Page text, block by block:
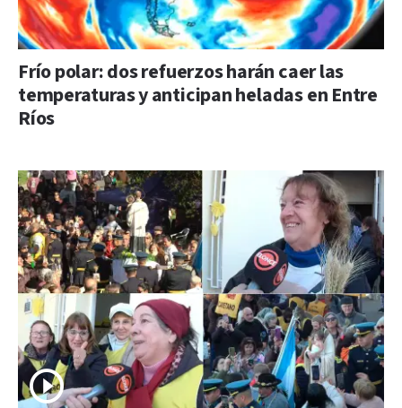
Frío polar: dos refuerzos harán caer las
temperaturas y anticipan heladas en Entre
Ríos